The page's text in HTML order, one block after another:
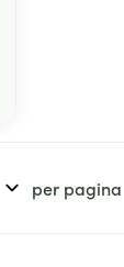
per pagina